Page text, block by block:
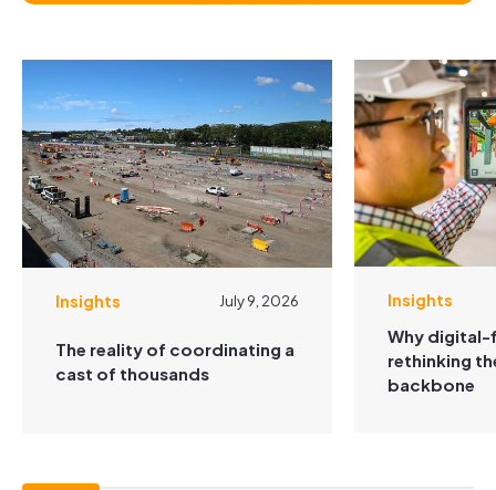
Insights July 9, 2026
The reality of coordinating a
cast of thousands
Insights
Why digital-
rethinking
backbone